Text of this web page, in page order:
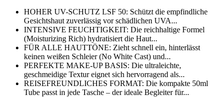
HOHER UV-SCHUTZ LSF 50: Schützt die empfindliche
Gesichtshaut zuverlässig vor schädlichen UVA...
INTENSIVE FEUCHTIGKEIT: Die reichhaltige Formel
(Moisturizing Rich) hydratisiert die Haut...
FÜR ALLE HAUTTÖNE: Zieht schnell ein, hinterlässt
keinen weißen Schleier (No White Cast) und...
PERFEKTE MAKE-UP BASIS: Die ultraleichte,
geschmeidige Textur eignet sich hervorragend als...
REISEFREUNDLICHES FORMAT: Die kompakte 50ml
Tube passt in jede Tasche – der ideale Begleiter für...